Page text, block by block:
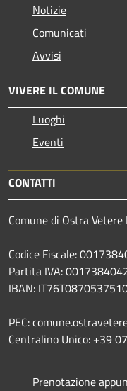
Notizie
Comunicati
Avvisi
VIVERE IL COMUNE
Luoghi
Eventi
CONTATTI
Comune di Ostra
Codice Fiscale:
Partita IVA:
IBAN:
PEC:
Centralino Unico: +39
Prenotazione